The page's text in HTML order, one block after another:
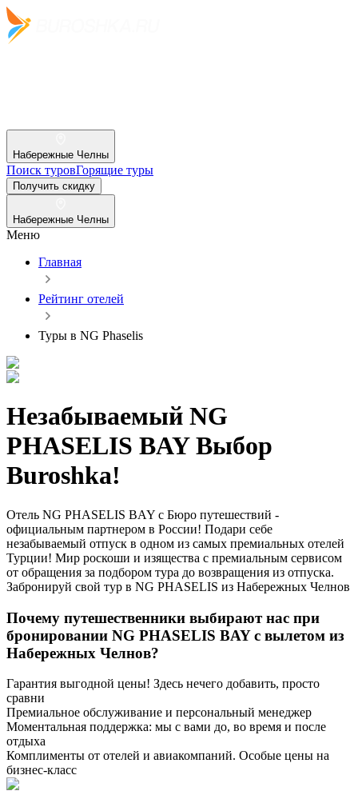
Набережные Челны
Поиск туровГорящие туры
Получить скидку
Набережные Челны
Меню
Главная
Рейтинг отелей
Туры в NG Phaselis
Незабываемый NG
PHASELIS BAY Выбор
Buroshka!
Отель NG PHASELIS BAY с Бюро путешествий -
официальным партнером в России! Подари себе
незабываемый отпуск в одном из самых премиальных отелей
Турции! Мир роскоши и изящества с премиальным сервисом
от обращения за подбором тура до возвращения из отпуска.
Забронируй свой тур в NG PHASELIS из Набережных Челнов
Почему путешественники выбирают нас при
бронировании NG PHASELIS BAY с вылетом из
Набережных Челнов?
Гарантия выгодной цены! Здесь нечего добавить, просто
сравни
Премиальное обслуживание и персональный менеджер
Моментальная поддержка: мы с вами до, во время и после
отдыха
Комплименты от отелей и авиакомпаний. Особые цены на
бизнес-класс